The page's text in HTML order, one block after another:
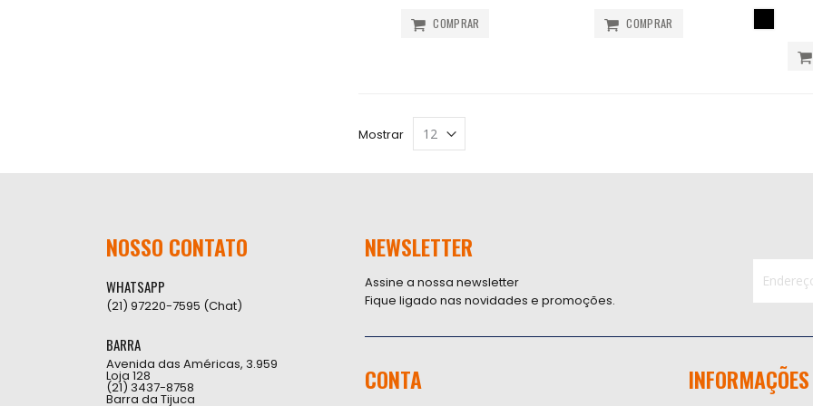
COMPRAR COMPRAR
Mostrar
NOSSO CONTATO
WHATSAPP
(21) 97220-7595 (Chat)
BARRA
Avenida das Américas, 3.959
Loja 128
(21) 3437-8758
Barra da Tijuca
NEWSLETTER
Assine a nossa newsletter
Fique ligado nas novidades e promoções.
nossa
Newsletter:
CONTA INFORMAÇÕES